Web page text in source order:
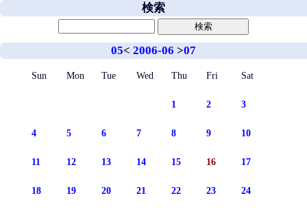
検索
05< 2006-06 >07
Sun Mon Tue Wed Thu Fri Sat
1 2 3
4 5 6 7 8 9 10
11 12 13 14 15 16 17
18 19 20 21 22 23 24